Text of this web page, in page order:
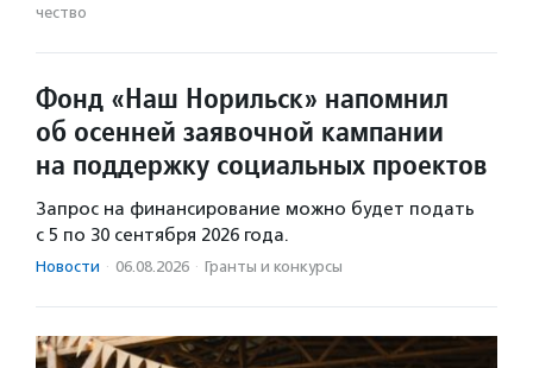
чест­во
Фонд «Наш Норильск» напомнил
об осенней заявочной кампании
на поддержку социальных проектов
Запрос на финансирование можно будет подать
с 5 по 30 сентября 2026 года.
Новости · 06.08.2026 · Гранты и конкурсы